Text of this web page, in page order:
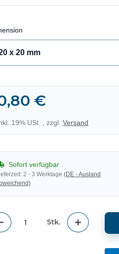
x 20 mm
€
19% USt. , zzgl. Versand
Sofort verfügbar
2 - 3 Werktage (DE - Ausland
Stk.